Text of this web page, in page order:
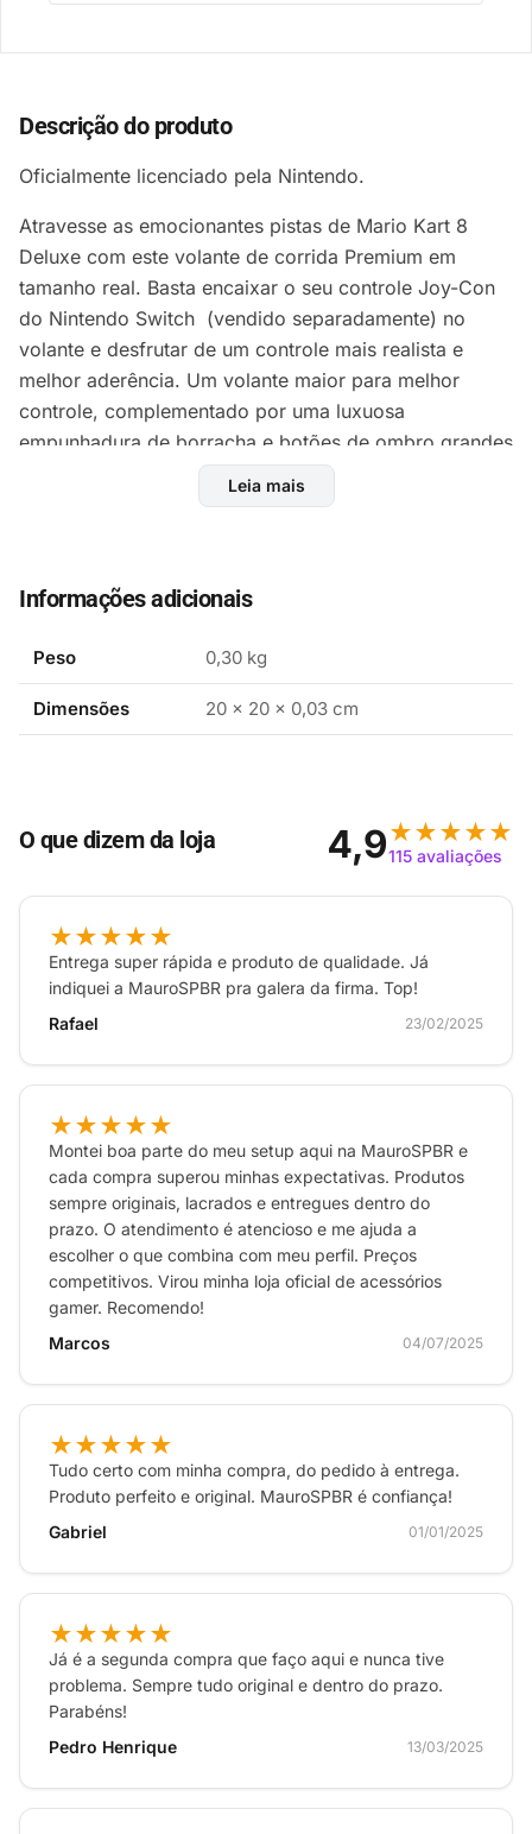
Descrição do produto
Oficialmente licenciado pela Nintendo.
Atravesse as emocionantes pistas de Mario Kart 8
Deluxe com este volante de corrida Premium em
tamanho real. Basta encaixar o seu controle Joy-Con
do Nintendo Switch (vendido separadamente) no
volante e desfrutar de um controle mais realista e
melhor aderência. Um volante maior para melhor
controle, complementado por uma luxuosa
empunhadura de borracha e botões de ombro grandes
e responsivos, diferencia este volante dos demais.
Com cores e logotipos temáticos do Mario, este
Características:
Acessório de volante de corrida com tema Mario
Punhos de borracha para controle e conforto
Botões de ombro de ação rápida
Oficialmente licenciado pela Nintendo ®
Leia mais
Informações adicionais
Peso 0,30 kg
Dimensões 20 × 20 × 0,03 cm
O que dizem da loja 4,9★★★★★
115 avaliações
★★★★★
Entrega super rápida e produto de qualidade. Já
indiquei a MauroSPBR pra galera da firma. Top!
Rafael
23/02/2025
★★★★★
Montei boa parte do meu setup aqui na MauroSPBR e
cada compra superou minhas expectativas. Produtos
sempre originais, lacrados e entregues dentro do
prazo. O atendimento é atencioso e me ajuda a
escolher o que combina com meu perfil. Preços
competitivos. Virou minha loja oficial de acessórios
gamer. Recomendo!
Marcos
04/07/2025
★★★★★
Tudo certo com minha compra, do pedido à entrega.
Produto perfeito e original. MauroSPBR é confiança!
Gabriel
01/01/2025
★★★★★
Já é a segunda compra que faço aqui e nunca tive
problema. Sempre tudo original e dentro do prazo.
Parabéns!
Pedro Henrique
13/03/2025